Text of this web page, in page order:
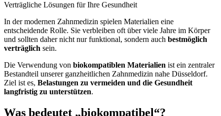
Verträgliche Lösungen für Ihre Gesundheit
In der modernen Zahnmedizin spielen Materialien eine
entscheidende Rolle. Sie verbleiben oft über viele Jahre im Körper
und sollten daher nicht nur funktional, sondern auch bestmöglich
verträglich sein.
Die Verwendung von biokompatiblen Materialien ist ein zentraler
Bestandteil unserer ganzheitlichen Zahnmedizin nahe Düsseldorf.
Ziel ist es, Belastungen zu vermeiden und die Gesundheit
langfristig zu unterstützen.
Was bedeutet „biokompatibel“?